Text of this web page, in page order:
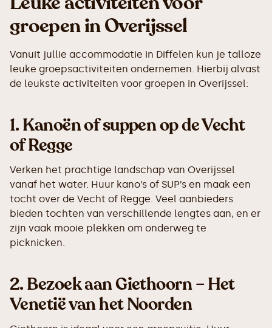
groepen in Overijssel
Vanuit jullie accommodatie in Diffelen kun je talloze
leuke groepsactiviteiten ondernemen. Hierbij alvast
de leukste activiteiten voor groepen in Overijssel:
1.Kanoën of suppen op de Vecht
of Regge
Verken het prachtige landschap van Overijssel
vanaf het water. Huur kano’s of SUP’s en maak een
tocht over de Vecht of Regge. Veel aanbieders
bieden tochten van verschillende lengtes aan, en er
zijn vaak mooie plekken om onderweg te
picknicken.
2.Bezoek aan Giethoorn – Het
Venetië van het Noorden